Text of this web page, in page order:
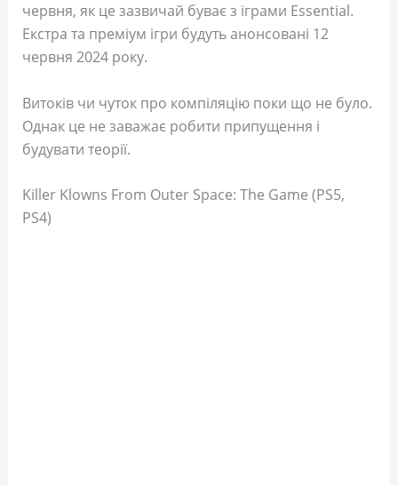
червня, як це зазвичай буває з іграми Essential.
Екстра та преміум ігри будуть анонсовані 12
червня 2024 року.
Витоків чи чуток про компіляцію поки що не було.
Однак це не заважає робити припущення і
будувати теорії.
Killer Klowns From Outer Space: The Game (PS5,
PS4)